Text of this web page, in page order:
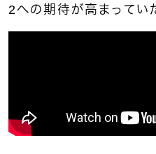
2への期待が高まってい